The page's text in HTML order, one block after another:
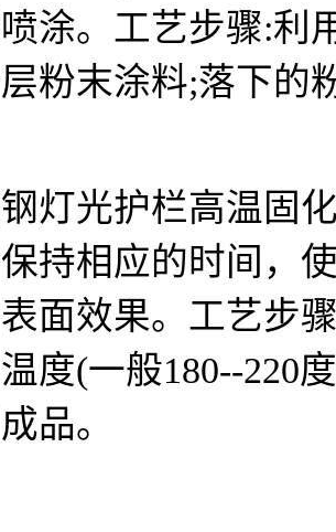
涂。工艺步骤:利
粉末涂料;落下的
光护栏高温固化:
持相应的时间，
面效果。工艺步
度(一般180--220
品。